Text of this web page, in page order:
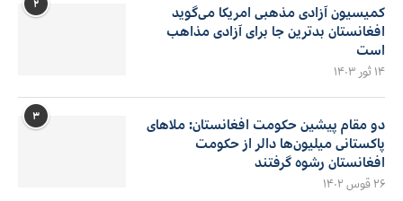
۲
کمیسیون آزادی مذهبی امریکا می‌گوید
افغانستان بدترین جا برای آزادی مذاهب
است
۱۴ ثور ۱۴۰۳
۳
دو مقام پیشین حکومت افغانستان: ملاهای
پاکستانی میلیون‌ها دالر از حکومت
افغانستان رشوه گرفتند
۲۶ قوس ۱۴۰۲